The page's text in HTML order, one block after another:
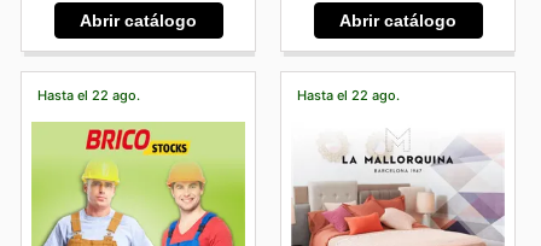
Abrir catálogo Abrir catálogo
Hasta el 22 ago. Hasta el 22 ago.